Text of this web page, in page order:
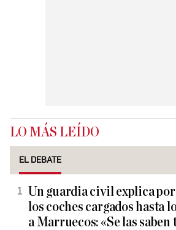
LO MÁS LEÍDO
EL DEBATE
Un guardia civil explica
los coches cargados hasta
a Marruecos: «Se las saben